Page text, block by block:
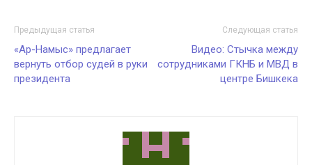
Предыдущая статья
«Ар-Намыс» предлагает
вернуть отбор судей в руки
президента
Следующая статья
Видео: Стычка между
сотрудниками ГКНБ и МВД в
центре Бишкека